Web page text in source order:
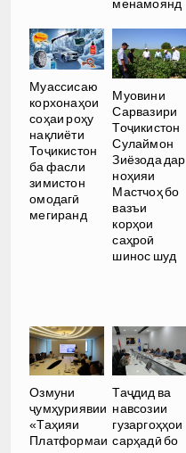
менамоянд
Муассисаю
корхонаҳои
соҳаи роҳу
нақлиёти
Тоҷикистон
ба фасли
зимистон
омодагӣ
мегиранд
Муовини
Сарвазири
Тоҷикистон
Сулаймон
Зиёзода дар
ноҳияи
Мастчоҳ бо
вазъи
корҳои
саҳроӣ
шинос шуд
Озмуни
ҷумҳуриявии
«Таҳияи
Платформаи
Таҷдид ва
навсозии
гузаргоҳҳои
сарҳадӣ бо